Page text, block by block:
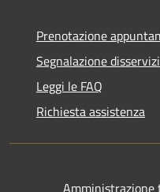
Prenotazione
Segnalazione
Leggi le FAQ
Richiesta assistenza
Amministrazione